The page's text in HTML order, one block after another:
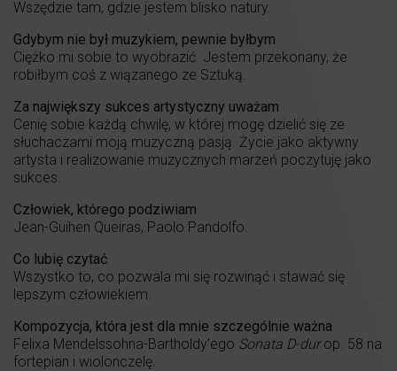
Wszędzie tam, gdzie jestem blisko natury.
Gdybym nie był muzykiem, pewnie byłbym
Ciężko mi sobie to wyobrazić. Jestem przekonany, że
robiłbym coś z wiązanego ze Sztuką.
Za największy sukces artystyczny uważam
Cenię sobie każdą chwilę, w której mogę dzielić się ze
słuchaczami moją muzyczną pasją. Życie jako aktywny
artysta i realizowanie muzycznych marzeń poczytuję jako
sukces.
Człowiek, którego podziwiam
Jean-Guihen Queiras, Paolo Pandolfo.
Co lubię czytać
Wszystko to, co pozwala mi się rozwinąć i stawać się
lepszym człowiekiem.
Kompozycja, która jest dla mnie szczególnie ważna
Felixa Mendelssohna-Bartholdy’ego Sonata D-durop. 58 na
fortepian i wiolonczelę.